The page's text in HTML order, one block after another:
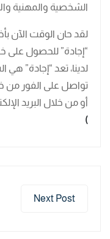
الشخصية والمهنية
لقد حان الوقت الآن
“إجادة” للحصول على
لدينا، تعد “إجادة”
تواصل على الفور من
أو من خلال البريد
)
Next Post